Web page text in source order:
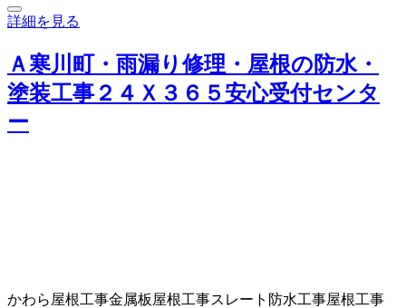
詳細を見る
Ａ寒川町・雨漏り修理・屋根の防水・
塗装工事２４Ｘ３６５安心受付センタ
ー
かわら屋根工事金属板屋根工事スレート 防水工事屋根工事